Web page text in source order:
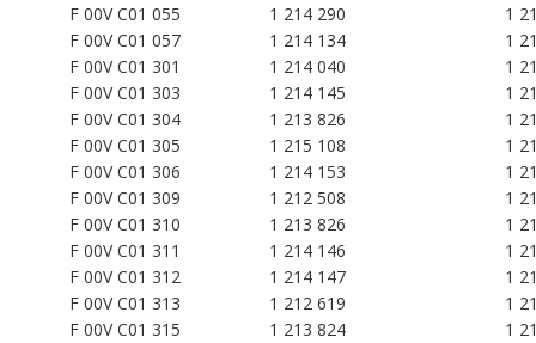
F 00V C01 055
1 214 290
1
F 00V C01 057
1 214 134
1
F 00V C01 301
1 214 040
1
F 00V C01 303
1 214 145
1
F 00V C01 304
1 213 826
1
F 00V C01 305
1 215 108
1
F 00V C01 306
1 214 153
1
F 00V C01 309
1 212 508
1
F 00V C01 310
1 213 826
1
F 00V C01 311
1 214 146
1
F 00V C01 312
1 214 147
1
F 00V C01 313
1 212 619
1
F 00V C01 315
1 213 824
1